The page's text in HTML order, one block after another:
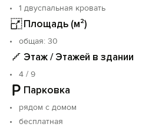
1 двуспальная кровать
Площадь (м²)
oбщая: 30
Этаж / Этажей в здании
4 / 9
Парковка
рядом с домом
бесплатная